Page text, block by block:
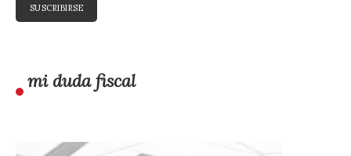
mi duda fiscal